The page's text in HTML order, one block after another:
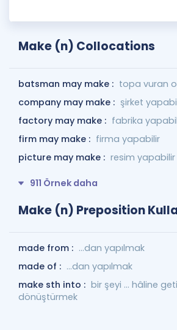
Make (n) Collocations
batsman may make : topa vuran
company may make : şirket
factory may make : fabrika
firm may make : firma yapabilir
picture may make : resim yapabilir
911 Örnek daha
Make (n) Preposition
made from : ...dan yapılmak
made of : ...dan yapılmak
make sth into : bir şeyi … hâline
dönüştürmek